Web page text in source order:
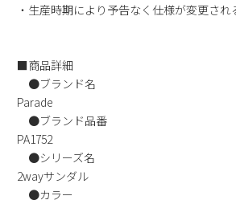
プライバシーポリシー
特定商取引法に基づく表示
お問い合わせ
・生産時期により予告なく仕様が変更され
■商品詳細
●ブランド名
Parade
●ブランド品番
PA1752
●シリーズ名
2wayサンダル
●カラー